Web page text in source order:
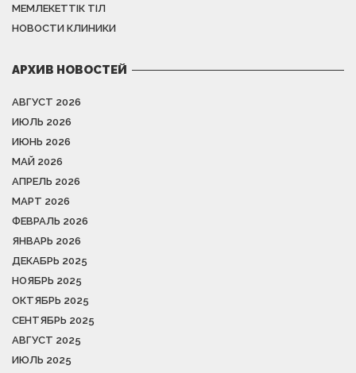
МЕМЛЕКЕТТІК ТІЛ
НОВОСТИ КЛИНИКИ
АРХИВ НОВОСТЕЙ
АВГУСТ 2026
ИЮЛЬ 2026
ИЮНЬ 2026
МАЙ 2026
АПРЕЛЬ 2026
МАРТ 2026
ФЕВРАЛЬ 2026
ЯНВАРЬ 2026
ДЕКАБРЬ 2025
НОЯБРЬ 2025
ОКТЯБРЬ 2025
СЕНТЯБРЬ 2025
АВГУСТ 2025
ИЮЛЬ 2025